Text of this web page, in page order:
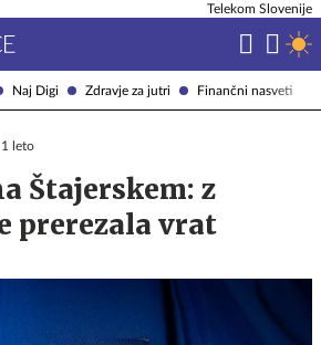
Naj Digi Zdravje za jutri Finančni nasveti
Telekom Slovenije
1 leto
Štajerskem: z
prerezala vrat